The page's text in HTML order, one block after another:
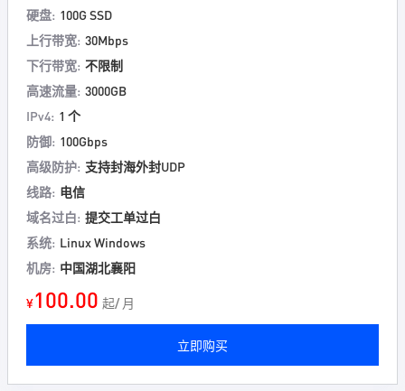
硬盘: 100G SSD
上行带宽: 30Mbps
下行带宽: 不限制
高速流量: 3000GB
IPv4: 1 个
防御: 100Gbps
高级防护: 支持封海外封UDP
线路: 电信
域名过白: 提交工单过白
系统: Linux Windows
机房: 中国湖北襄阳
¥100.00 起/ 月
立即购买